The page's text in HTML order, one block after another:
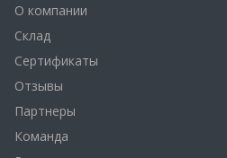
О компании
Склад
Сертификаты
Отзывы
Партнеры
Команда